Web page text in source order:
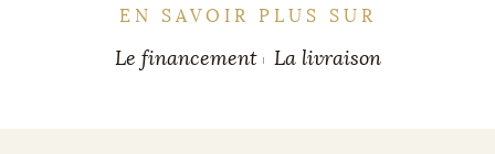
EN SAVOIR PLUS SUR
Le financement La livraison